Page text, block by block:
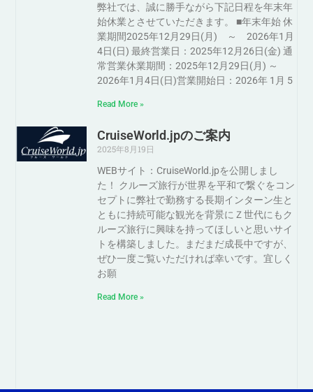
弊社では、誠に勝手ながら下記日程を年末年
始休業とさせていただきます。 ■年末年始 休
業期間2025年12月29日(月) ～ 2026年1月
4日(日) 最終営業日：2025年12月26日(金) 通
常営業休業期間：2025年12月29日(月) ～
2026年1月4日(日)営業開始日：2026年 1月 5
Read More »
CruiseWorld.jpのご案内
2025年8月19日
WEBサイト：CruiseWorld.jpを公開しまし
た！ クルーズ旅行が世界を平和で繋ぐをコン
セプトに弊社で勤務する長期インターン生と
ともに持続可能な観光を背景にＺ世代にもク
ルーズ旅行に興味を持ってほしいと思いサイ
トを構築しました。まだまだ成長中ですが、
ぜひ一度ご覧いただければ幸いです。宜しく
お願
Read More »